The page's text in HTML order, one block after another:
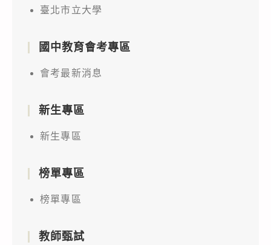
臺北市立大學
國中教育會考專區
會考最新消息
新生專區
新生專區
榜單專區
榜單專區
教師甄試